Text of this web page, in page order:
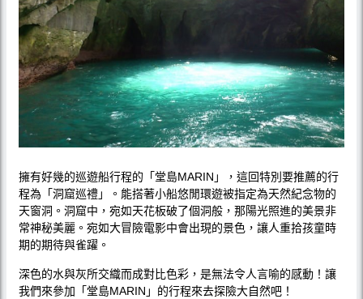
擁有好幾的巡遊船行程的「堂島MARIN」，這回特別要推薦的行
程為「洞窟巡禮」。能搭著小船悠閒環遊被指定為天然紀念物的
天窗洞。洞窟中，宛如天花板破了個洞般，那陽光照進的美景非
常神秘美麗。宛如大冒險電影中會出現的景色，讓人重拾孩童時
期的期待與雀躍。
深色的水與灰所交織而成對比色彩，是無法令人言喻的感動！讓
我們來參加「堂島MARIN」的行程來去探險大自然吧！